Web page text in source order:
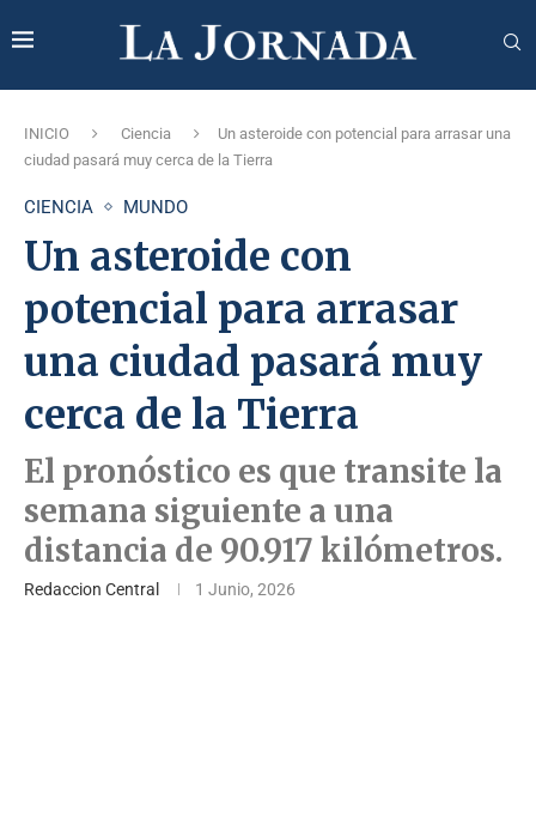
INICIO Ciencia
Un asteroide con potencial para arrasar una
ciudad pasará muy cerca de la Tierra
CIENCIA MUNDO
Un asteroide con
potencial para arrasar
una ciudad pasará muy
cerca de la Tierra
El pronóstico es que transite la
semana siguiente a una
distancia de 90.917 kilómetros.
Redaccion Central 1 Junio, 2026